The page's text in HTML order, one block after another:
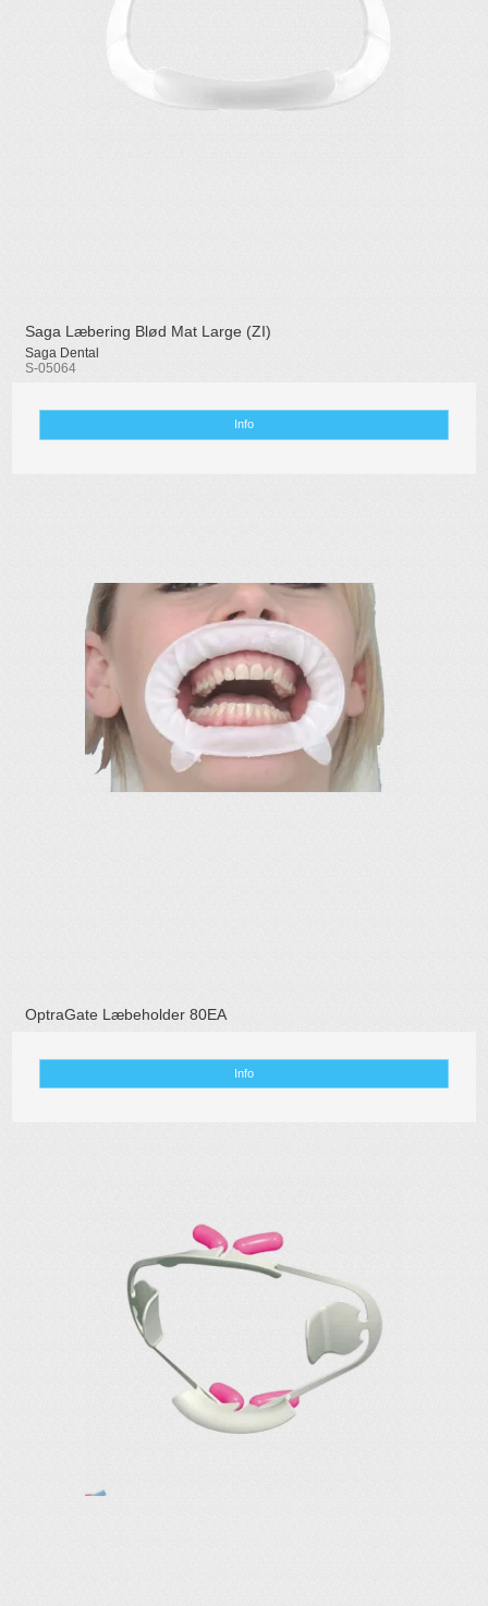
Saga Læbering Blød Mat Large (ZI)
Saga Dental
S-05064
Info
OptraGate Læbeholder 80EA
Info